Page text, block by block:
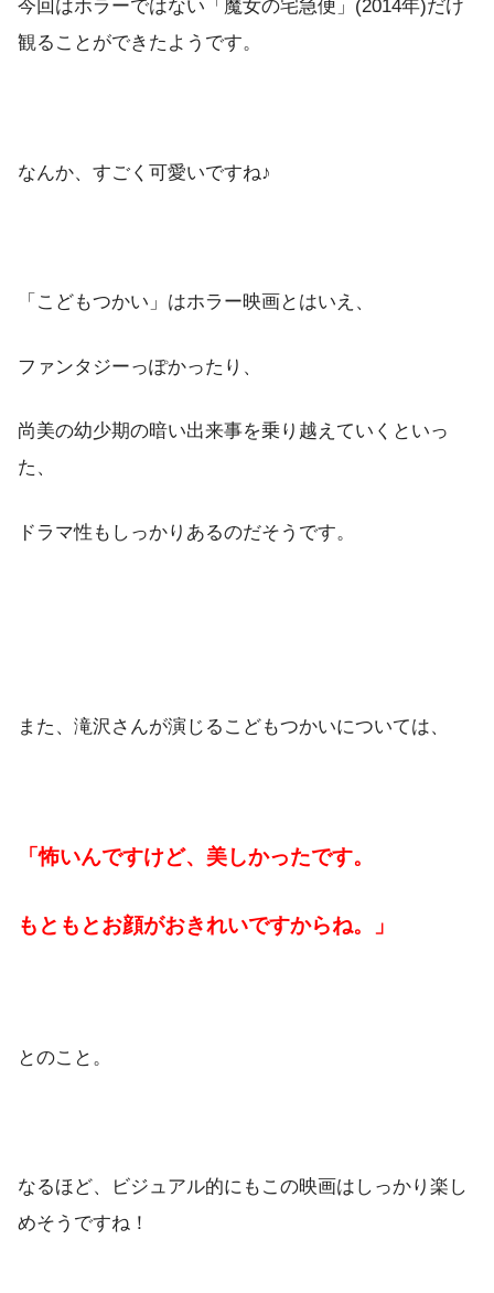
今回はホラーではない「魔女の宅急便」(2014年)だけ
観ることができたようです。
なんか、すごく可愛いですね♪
「こどもつかい」はホラー映画とはいえ、
ファンタジーっぽかったり、
尚美の幼少期の暗い出来事を乗り越えていくといっ
た、
ドラマ性もしっかりあるのだそうです。
また、滝沢さんが演じるこどもつかいについては、
「怖いんですけど、美しかったです。
もともとお顔がおきれいですからね。」
とのこと。
なるほど、ビジュアル的にもこの映画はしっかり楽し
めそうですね！